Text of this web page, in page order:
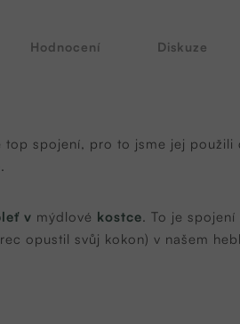
Hodnocení Diskuze
top spojení, pro to jsme jej použili
.
v mýdlové kostce. To je
opustil svůj kokon) v našem